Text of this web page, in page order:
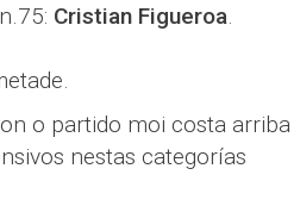
Cristian Figueroa.
o partido moi costa arriba
nestas categorías